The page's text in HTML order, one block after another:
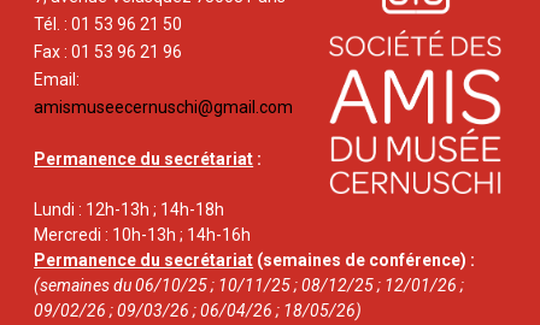
Tél. : 01 53 96 21 50
Fax : 01 53 96 21 96
Email:
amismuseecernuschi@gmail.com
Permanence du secrétariat :
Lundi : 12h-13h ; 14h-18h
Mercredi : 10h-13h ; 14h-16h
Permanence du secrétariat (semaines de conférence) :
(semaines du 06/10/25 ; 10/11/25 ; 08/12/25 ; 12/01/26 ;
09/02/26 ; 09/03/26 ; 06/04/26 ; 18/05/26)